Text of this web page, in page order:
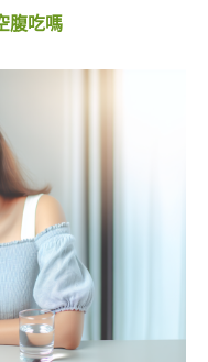
腹吃嗎